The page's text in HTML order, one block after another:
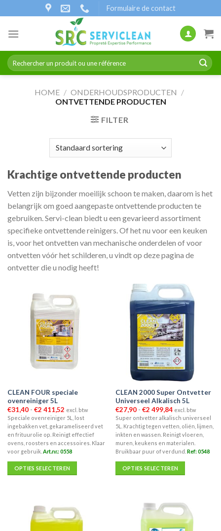
inhoud
gaan
Formulaire de contact
Zoeken
naar:
HOME / ONDERHOUDSPRODUCTEN /
ONTVETTENDE PRODUCTEN
FILTER
Krachtige ontvettende producten
Vetten zijn bijzonder moeilijk schoon te maken, daarom is het
belangrijk om goed aangepaste ontvettende producten te
gebruiken. Servi-clean biedt u een gevarieerd assortiment
specifieke ontvettende reinigers. Of het nu voor een keuken
is, voor het ontvetten van mechanische onderdelen of voor
ontvetten vóór het schilderen, u vindt op deze pagina de
ontvetter die u nodig heeft!
CLEAN FOUR speciale
ovenreiniger 5L
€31,40 - €2 411,52Prijsklasse:
€31,40
tot
€2
411,52
excl. btw
Speciale ovenreiniger 5L, lost
ingebakken vet, gekarameliseerd vet
en frituurolie op. Reinigt effectief
ovens, roosters en accessoires. Klaar
voor gebruik. Art.nr.: 0558
OPTIES SELECTEREN
meerdere
variaties.
CLEAN 2000 Super Ontvetter
Universeel Alkalisch 5L
€27,90 - €2 499,84Prijsklasse:
€27,90
tot
€2
499,84
excl. btw
Super ontvetter alkalisch universeel
5L. Krachtig tegen vetten, oliën, lijmen,
inkten en wassen. Reinigt vloeren,
muren, keukens en materialen.
Bruikbaar puur of verdund. Ref: 0548
OPTIES SELECTEREN
variaties.